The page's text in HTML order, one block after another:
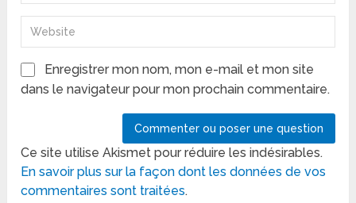
Enregistrer mon nom, mon e-mail et mon site
dans le navigateur pour mon prochain commentaire.
Ce site utilise Akismet pour réduire les indésirables.
En savoir plus sur la façon dont les données de vos
commentaires sont traitées.